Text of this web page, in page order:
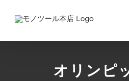
オリンピ